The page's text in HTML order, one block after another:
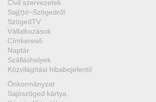
Civil szervezetek
Saj(t)ó~Szögedről
SzögedTV
Vállalkozások
Címkereső
Naptár
Szálláshelyek
Közvilágítási hibabejelentő
Önkormányzat
Sajószöged kártya